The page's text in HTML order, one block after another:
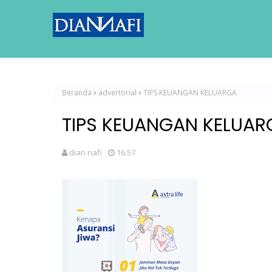
Beranda advertorial TIPS KEUANGAN KELUARGA
TIPS KEUANGAN
dian nafi 16.57